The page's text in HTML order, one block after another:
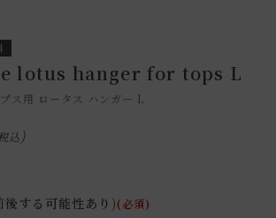
lotus hanger for tops L
ス用 ロータス ハンガー L
込
する可能性あり)(必須)